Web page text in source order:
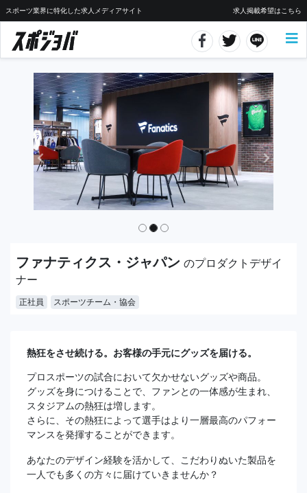
スポーツ業界に特化した求人メディアサイト 求人掲載希望はこちら
ファナティクス・ジャパン のプロダクトデザイ
ナー
正社員 スポーツチーム・協会
熱狂をさせ続ける。お客様の手元にグッズを届ける。
プロスポーツの試合において欠かせないグッズや商品。
グッズを身につけることで、ファンとの一体感が生まれ、
スタジアムの熱狂は増します。
さらに、その熱狂によって選手はより一層最高のパフォー
マンスを発揮することができます。
あなたのデザイン経験を活かして、こだわりぬいた製品を
一人でも多くの方々に届けていきませんか？